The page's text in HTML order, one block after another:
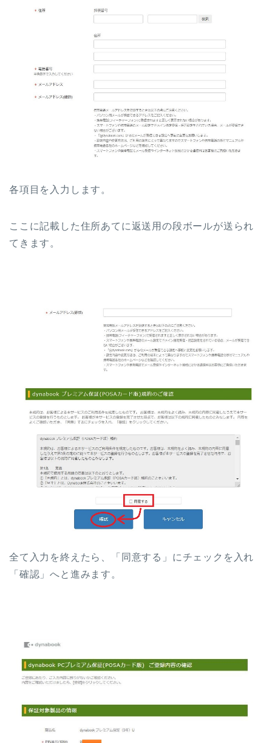
各項目を入力します。
ここに記載した住所あてに返送用の段ボールが送られ
てきます。
全て入力を終えたら、「同意する」にチェックを入れ
「確認」へと進みます。